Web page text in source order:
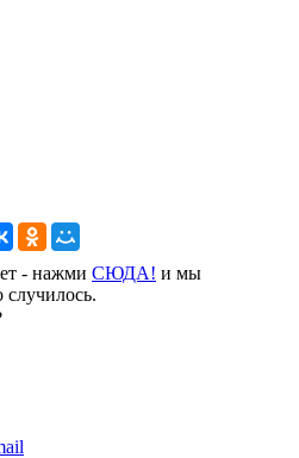
- нажми CЮДА! и мы
случилось.